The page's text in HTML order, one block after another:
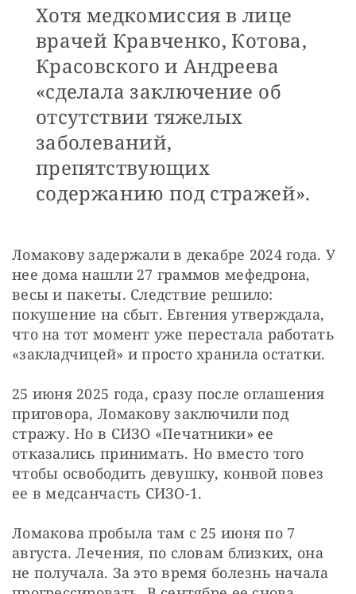
Хотя медкомиссия в лице
врачей Кравченко, Котова,
Красовского и Андреева
«сделала заключение об
отсутствии тяжелых
заболеваний,
препятствующих
содержанию под стражей».
Ломакову задержали в декабре 2024 года. У
нее дома нашли 27 граммов мефедрона,
весы и пакеты. Следствие решило:
покушение на сбыт. Евгения утверждала,
что на тот момент уже перестала работать
«закладчицей» и просто хранила остатки.
25 июня 2025 года, сразу после оглашения
приговора, Ломакову заключили под
стражу. Но в СИЗО «Печатники» ее
отказались принимать. Но вместо того
чтобы освободить девушку, конвой повез
ее в медсанчасть СИЗО-1.
Ломакова пробыла там с 25 июня по 7
августа. Лечения, по словам близких, она
не получала. За это время болезнь начала